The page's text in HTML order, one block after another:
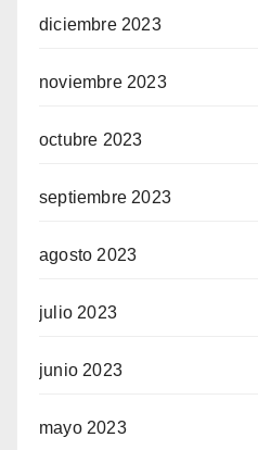
diciembre 2023
noviembre 2023
octubre 2023
septiembre 2023
agosto 2023
julio 2023
junio 2023
mayo 2023